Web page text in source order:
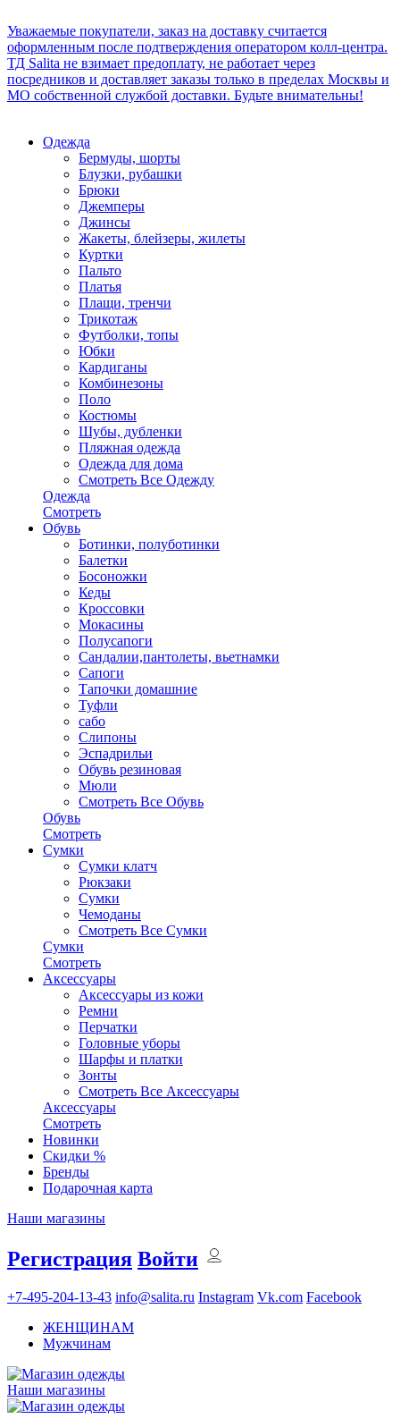
Уважаемые покупатели, заказ на доставку считается
оформленным после подтверждения оператором колл-центра.
ТД Salita не взимает предоплату, не работает через
посредников и доставляет заказы только в пределах Москвы и
МО собственной службой доставки. Будьте внимательны!
Одежда
Бермуды, шорты
Блузки, рубашки
Брюки
Джемперы
Джинсы
Жакеты, блейзеры, жилеты
Куртки
Пальто
Платья
Плащи, тренчи
Трикотаж
Футболки, топы
Юбки
Кардиганы
Комбинезоны
Поло
Костюмы
Шубы, дубленки
Пляжная одежда
Одежда для дома
Смотреть Все Одежду
Одежда
Смотреть
Обувь
Ботинки, полуботинки
Балетки
Босоножки
Кеды
Кроссовки
Мокасины
Полусапоги
Сандалии,пантолеты, вьетнамки
Сапоги
Тапочки домашние
Туфли
сабо
Слипоны
Эспадрильи
Обувь резиновая
Мюли
Смотреть Все Обувь
Обувь
Смотреть
Сумки
Сумки клатч
Рюкзаки
Сумки
Чемоданы
Смотреть Все Сумки
Сумки
Смотреть
Аксессуары
Аксессуары из кожи
Ремни
Перчатки
Головные уборы
Шарфы и платки
Зонты
Смотреть Все Аксессуары
Аксессуары
Смотреть
Новинки
Скидки %
Бренды
Подарочная карта
Наши магазины
Регистрация Войти
+7-495-204-13-43 info@salita.ru Instagram Vk.com Facebook
ЖЕНЩИНАМ
Мужчинам
Наши магазины